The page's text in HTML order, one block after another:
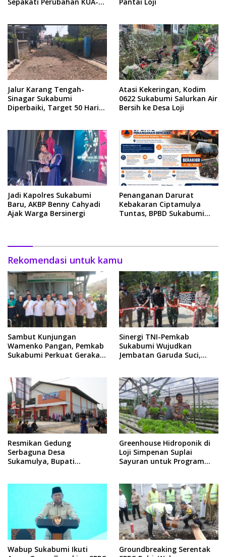
Jalur Karang Tengah-
Sinagar Sukabumi
Diperbaiki, Target 50 Hari
Atasi Kekeringan, Kodim
0622 Sukabumi Salurkan Air
Bersih ke Desa Loji
Jadi Kapolres Sukabumi
Baru, AKBP Benny Cahyadi
Ajak Warga Bersinergi
Penanganan Darurat
Kebakaran Ciptamulya
Tuntas, BPBD Sukabumi
Rekomendasi untuk kamu
Sambut Kunjungan
Wamenko Pangan, Pemkab
Sukabumi Perkuat Gerakan
Sinergi TNI-Pemkab
Sukabumi Wujudkan
Jembatan Garuda Suci,
Resmikan Gedung
Serbaguna Desa
Sukamulya, Bupati
Greenhouse Hidroponik di
Loji Simpenan Suplai
Sayuran untuk Program
Wabup Sukabumi Ikuti
Groundbreaking Serentak